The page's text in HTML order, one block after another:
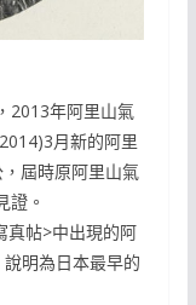
2013年阿里山氣
月新的阿里
屆時原阿里山氣
證。
真帖>中出現的阿
明為日本最早的